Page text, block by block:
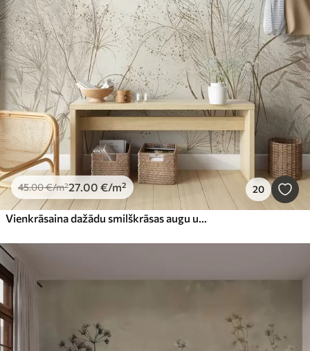
45.00€/m²27.00 €/m² 20
Vienkrāsaina dažādu smilškrāsas augu un smailiņu ilustrācija ar maigām, plūksnainām līnijām un faktūrām